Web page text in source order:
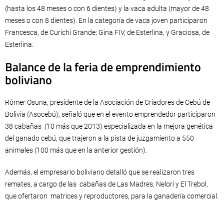
(hasta los 48 meses o con 6 dientes) y la vaca adulta (mayor de 48
meses o con 8 dientes). En la categoría de vaca joven participaron
Francesca, de Curichi Grande; Gina FIV, de Esterlina, y Graciosa, de
Esterlina.
Balance de la feria de emprendimiento
boliviano
Rómer Osuna, presidente de la Asociación de Criadores de Cebú de
Bolivia (Asocebú), señaló que en el evento emprendedor participaron
38 cabañas (10 más que 2013) especializada en la mejora genética
del ganado cebú, que trajeron a la pista de juzgamiento a 550
animales (100 más que en la anterior gestión).
Además, el empresario boliviano detalló que se realizaron tres
remates, a cargo de las cabañas de Las Madres, Nelori y El Trebol,
que ofertaron matrices y reproductores, para la ganadería comercial.